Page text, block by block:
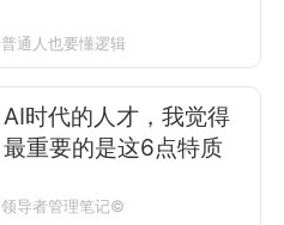
普通人也要懂逻辑
AI时代的人才，我觉得
最重要的是这6点特质
领导者管理笔记©